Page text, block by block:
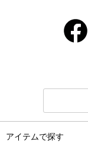
アイテムで探す